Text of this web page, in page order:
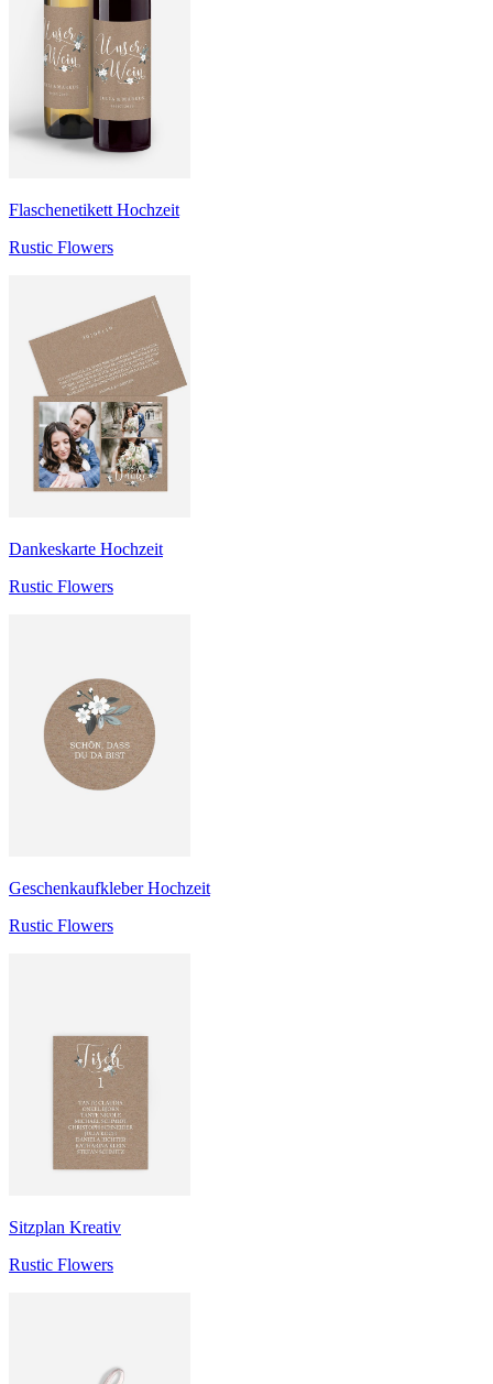
Flaschenetikett Hochzeit
Rustic Flowers
Dankeskarte Hochzeit
Rustic Flowers
Geschenkaufkleber Hochzeit
Rustic Flowers
Sitzplan Kreativ
Rustic Flowers